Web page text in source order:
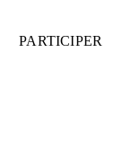
PARTICIPER